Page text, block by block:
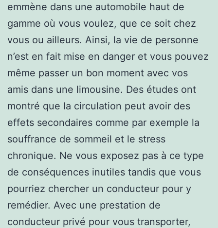
emmène dans une automobile haut de
gamme où vous voulez, que ce soit chez
vous ou ailleurs. Ainsi, la vie de personne
n’est en fait mise en danger et vous pouvez
même passer un bon moment avec vos
amis dans une limousine. Des études ont
montré que la circulation peut avoir des
effets secondaires comme par exemple la
souffrance de sommeil et le stress
chronique. Ne vous exposez pas à ce type
de conséquences inutiles tandis que vous
pourriez chercher un conducteur pour y
remédier. Avec une prestation de
conducteur privé pour vous transporter,